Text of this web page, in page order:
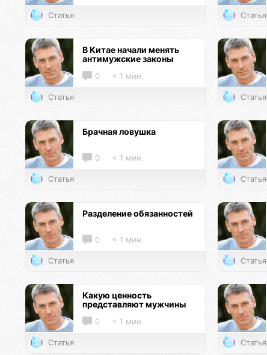
Статья Статья
В Китае начали менять
антимужские законы
0 < 1 мин.
Статья Статья
Брачная ловушка
0 < 1 мин.
Статья Статья
Разделение обязанностей
0 < 1 мин.
Статья Статья
Какую ценность
представляют мужчины
0 < 1 мин.
Статья Статья